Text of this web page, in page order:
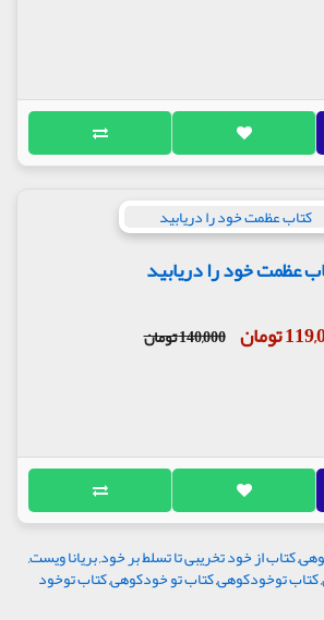
عظمت خود را دریابید
تومان 140,000 تومان
,کتاب از خود تخریبی تا تسلط بر خود,بریانا ویست,
,کتاب توخودکوهی,کتاب تو خودکوهی,کتاب توخود